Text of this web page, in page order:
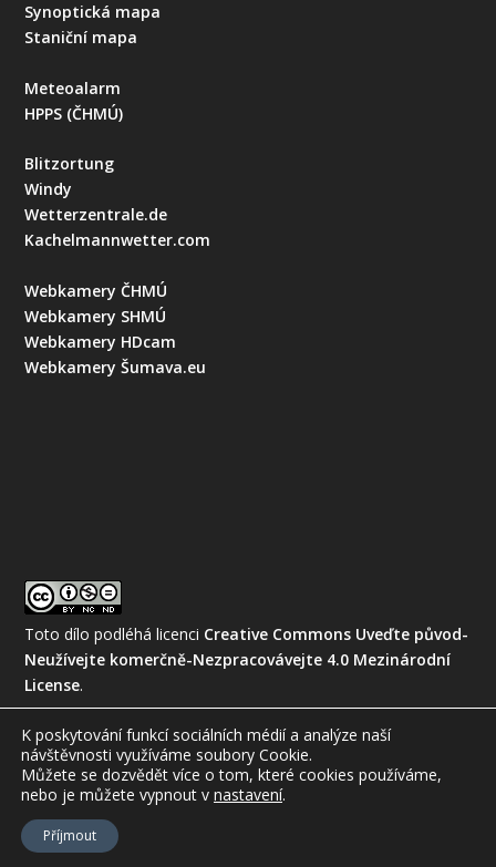
Synoptická mapa
Staniční mapa
Meteoalarm
HPPS (ČHMÚ)
Blitzortung
Windy
Wetterzentrale.de
Kachelmannwetter.com
Webkamery ČHMÚ
Webkamery SHMÚ
Webkamery HDcam
Webkamery Šumava.eu
Toto dílo podléhá licenci Creative Commons Uveďte původ-
Neužívejte komerčně-Nezpracovávejte 4.0 Mezinárodní
License.
© 2026
Staré stránky
K poskytování funkcí sociálních médií a analýze naší
návštěvnosti využíváme soubory Cookie.
Můžete se dozvědět více o tom, které cookies používáme,
nebo je můžete vypnout v nastavení.
Příjmout